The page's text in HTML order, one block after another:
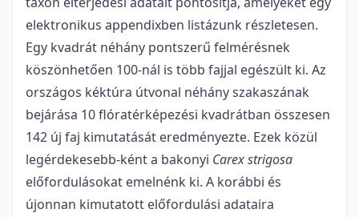
elektronikus appendixben listázunk részletesen.
Egy kvadrát néhány pontszerű felmérésnek
köszönhetően 100-nál is több fajjal egészült ki. Az
országos kéktúra útvonal néhány szakaszának
bejárása 10 flóratérképezési kvadrátban összesen
142 új faj kimutatását eredményezte. Ezek közül
legérdekesebb-ként a bakonyi Carex strigosa
előfordulásokat emelnénk ki. A korábbi és
újonnan kimutatott előfordulási adataira